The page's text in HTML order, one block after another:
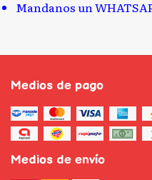
Mandanos un
Medios de pago
Medios de envío